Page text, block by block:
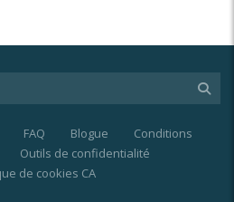
FAQ Blogue
Conditions
Outils de confidentialité
de cookies CA